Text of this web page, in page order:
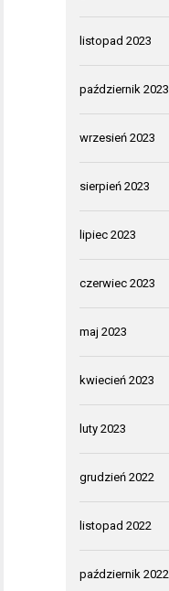
listopad 2023
październik 2023
wrzesień 2023
sierpień 2023
lipiec 2023
czerwiec 2023
maj 2023
kwiecień 2023
luty 2023
grudzień 2022
listopad 2022
październik 2022